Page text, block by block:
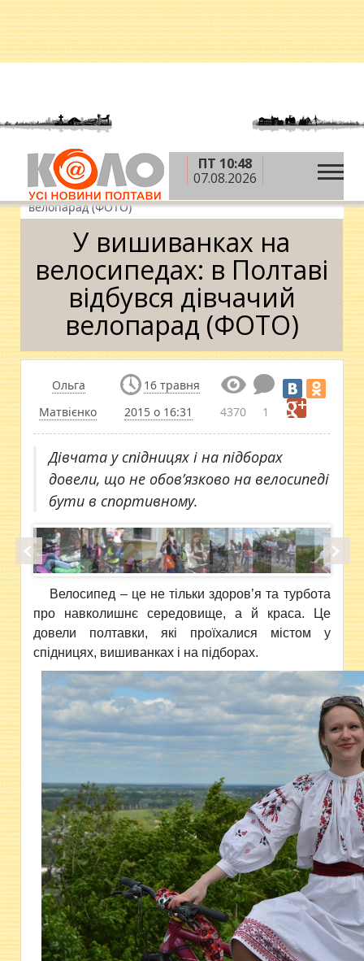
ПТ 10:48
07.08.2026
Головна » Новини » Дозвілля »У вишиванках
на велосипедах: в Полтаві відбувся дівчачий
велопарад (ФОТО)
У вишиванках на
велосипедах: в Полтаві
відбувся дівчачий
велопарад (ФОТО)
Ольга
Матвієнко
16 травня
2015 о 16:31
4370 1
Дівчата у спідницях і на підборах
довели, що не обов’язково на велосипеді
бути в спортивному.
Велосипед – це не тільки здоров’я та турбота
про навколишнє середовище, а й краса. Це
довели полтавки, які проїхалися містом у
спідницях, вишиванках і на підборах.